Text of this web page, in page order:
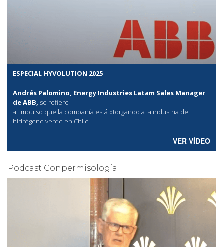
ESPECIAL HYVOLUTION 2025
Andrés Palomino, Energy Industries Latam Sales Manager
de ABB, se refiere
al impulso que la compañía está otorgando a la industria del
hidrógeno verde en Chile
VER VÍDEO
Podcast Conpermisología